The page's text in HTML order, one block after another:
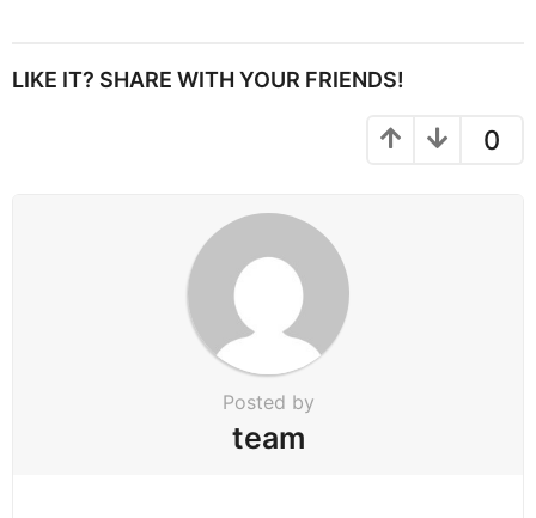
P
LIKE IT? SHARE WITH YOUR FRIENDS!
0
Posted by
team